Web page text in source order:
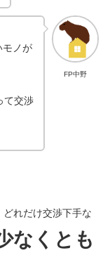
FP中野
モノが
て交渉
どれだけ交渉下手な
なくとも